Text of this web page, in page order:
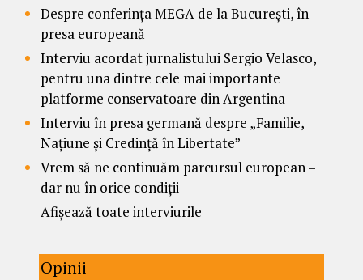
Despre conferința MEGA de la București, în
presa europeană
Interviu acordat jurnalistului Sergio Velasco,
pentru una dintre cele mai importante
platforme conservatoare din Argentina
Interviu în presa germană despre „Familie,
Națiune și Credință în Libertate”
Vrem să ne continuăm parcursul european –
dar nu în orice condiții
Afișează toate interviurile
Opinii